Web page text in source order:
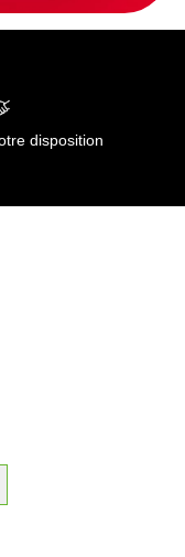
disposition